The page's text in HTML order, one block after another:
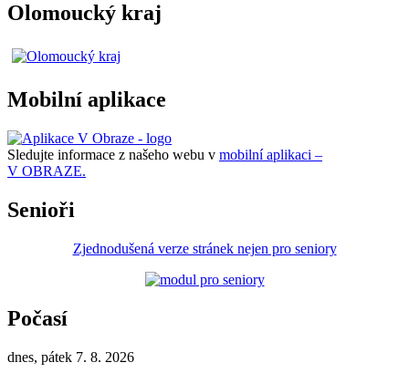
Olomoucký kraj
Mobilní aplikace
Sledujte informace z našeho webu v mobilní aplikaci –
V OBRAZE.
Senioři
Zjednodušená verze stránek nejen pro seniory
Počasí
dnes, pátek 7. 8. 2026